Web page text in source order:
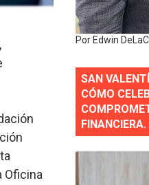
debe acogerse a
Alianza
2026 y el de Historia
Dominicana para
Oficina
Por Edwin
SAN
CÓMO
FINANCIERA.